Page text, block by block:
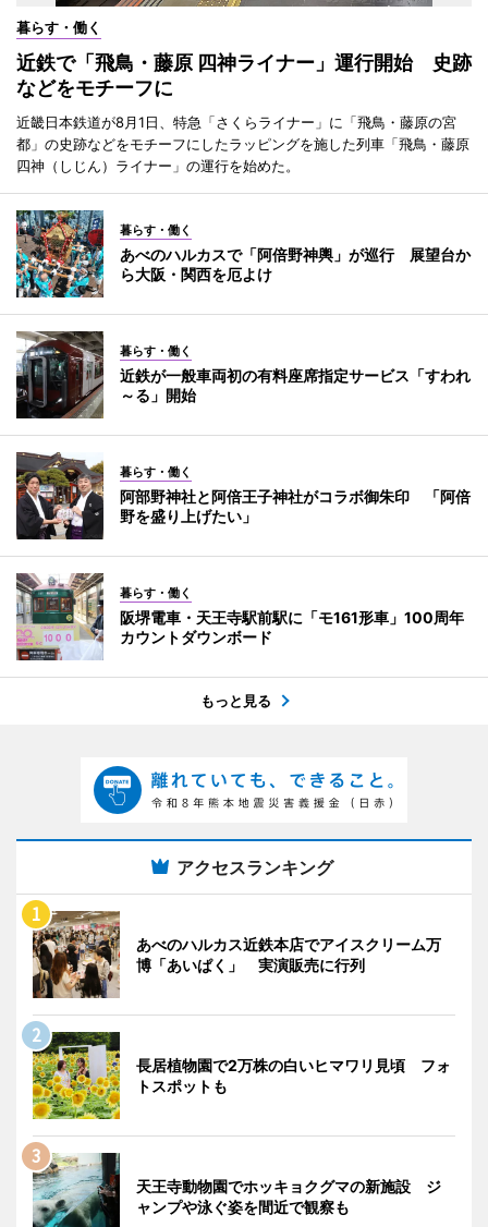
暮らす・働く
近鉄で「飛鳥・藤原 四神ライナー」運行開始 史跡
などをモチーフに
近畿日本鉄道が8月1日、特急「さくらライナー」に「飛鳥・藤原の宮
都」の史跡などをモチーフにしたラッピングを施した列車「飛鳥・藤原
四神（しじん）ライナー」の運行を始めた。
暮らす・働く
あべのハルカスで「阿倍野神輿」が巡行 展望台か
ら大阪・関西を厄よけ
暮らす・働く
近鉄が一般車両初の有料座席指定サービス「すわれ
～る」開始
暮らす・働く
阿部野神社と阿倍王子神社がコラボ御朱印 「阿倍
野を盛り上げたい」
暮らす・働く
阪堺電車・天王寺駅前駅に「モ161形車」100周年
カウントダウンボード
もっと見る
アクセスランキング
あべのハルカス近鉄本店でアイスクリーム万
博「あいぱく」 実演販売に行列
長居植物園で2万株の白いヒマワリ見頃 フォ
トスポットも
天王寺動物園でホッキョクグマの新施設 ジ
ャンプや泳ぐ姿を間近で観察も